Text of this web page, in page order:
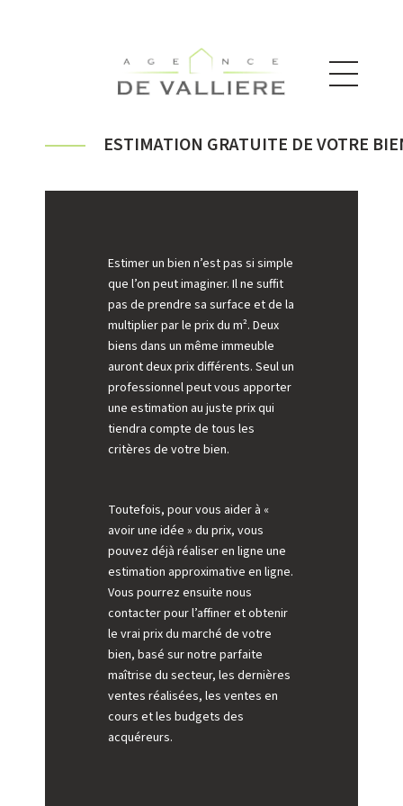
ESTIMATION GRATUITE DE VOTRE
Estimer un bien n’est pas si simple
que l’on peut imaginer. Il ne suffit
pas de prendre sa surface et de la
multiplier par le prix du m². Deux
biens dans un même immeuble
auront deux prix différents. Seul un
professionnel peut vous apporter
une estimation au juste prix qui
tiendra compte de tous les
critères de votre bien.
Toutefois, pour vous aider à «
avoir une idée » du prix, vous
pouvez déjà réaliser en ligne une
estimation approximative en ligne.
Vous pourrez ensuite nous
contacter pour l’affiner et obtenir
le vrai prix du marché de votre
bien, basé sur notre parfaite
maîtrise du secteur, les dernières
ventes réalisées, les ventes en
cours et les budgets des
acquéreurs.